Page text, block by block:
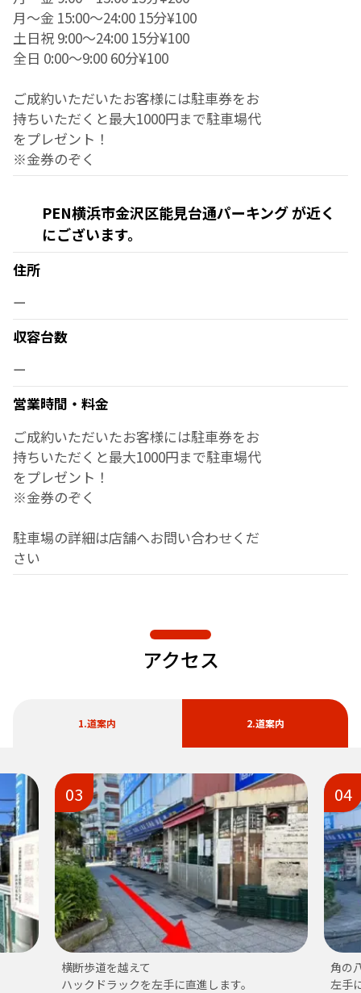
月～金 15:00～24:00 15分¥100
土日祝 9:00～24:00 15分¥100
全日 0:00～9:00 60分¥100
ご成約いただいたお客様には駐車券をお
持ちいただくと最大1000円まで駐車場代
をプレゼント！
※金券のぞく
PEN横浜市金沢区能見台通パーキング が近く
にございます。
住所
ー
収容台数
ー
営業時間・料金
ご成約いただいたお客様には駐車券をお
持ちいただくと最大1000円まで駐車場代
をプレゼント！
※金券のぞく
駐車場の詳細は店舗へお問い合わせくだ
さい
アクセス
1.道案内 2.道案内
03
横断歩道を越えて
ハックドラックを左手に直進します。
04
角の
左手